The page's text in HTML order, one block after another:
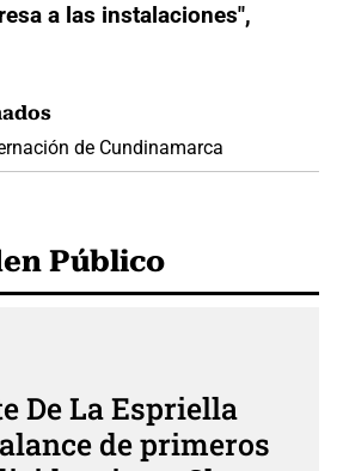
a las instalaciones",
de Cundinamarca
Público
De La Espriella
de primeros